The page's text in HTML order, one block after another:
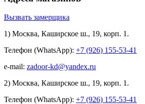
Вызвать замерщика
1) Москва, Каширское ш., 19, корп. 1.
Телефон (WhatsApp): +7 (926) 155-53-41
e-mail: zadoor-kd@yandex.ru
2) Москва, Каширское ш., 19, корп. 1.
Телефон (WhatsApp): +7 (926) 155-53-41